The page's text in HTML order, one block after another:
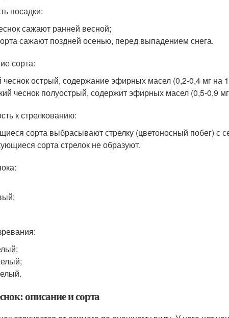
посадки:
сажают ранней весной;
сажают поздней осенью, перед выпадением снега.
сорта:
чеснок острый, содержание эфирных масел (0,2-0,4 мг на
чеснок полуострый, содержит эфирных масел (0,5-0,9
к стрелкованию:
сорта выбрасывают стрелку (цветоносный побег) с
сорта стрелок не образуют.
описание и сорта